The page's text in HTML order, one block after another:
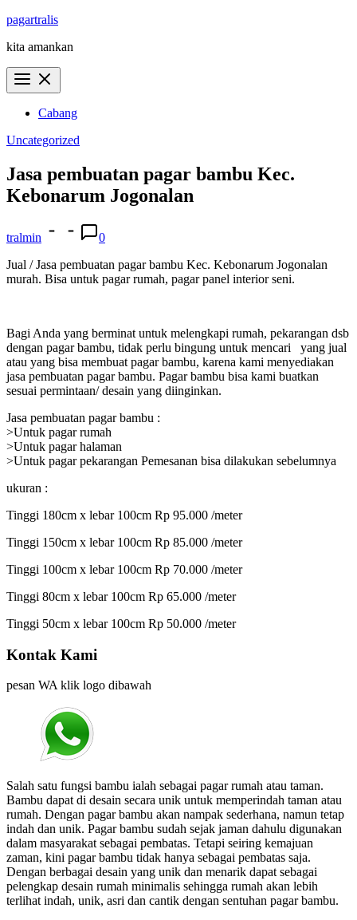
Skip
content
pagartralis
kita amankan
Cabang
Uncategorized
Jasa pembuatan pagar bambu Kec.
Kebonarum Jogonalan
tralmin
0
Jual / Jasa pembuatan pagar bambu Kec. Kebonarum Jogonalan
murah. Bisa untuk pagar rumah, pagar panel interior seni.
Bagi Anda yang berminat untuk melengkapi rumah, pekarangan dsb
dengan pagar bambu, tidak perlu bingung untuk mencari yang jual
atau yang bisa membuat pagar bambu, karena kami menyediakan
jasa pembuatan pagar bambu. Pagar bambu bisa kami buatkan
sesuai permintaan/ desain yang diinginkan.
Jasa pembuatan pagar bambu :
>Untuk pagar rumah
>Untuk pagar halaman
>Untuk pagar pekarangan Pemesanan bisa dilakukan sebelumnya
ukuran :
Tinggi 180cm x lebar 100cm Rp 95.000 /meter
Tinggi 150cm x lebar 100cm Rp 85.000 /meter
Tinggi 100cm x lebar 100cm Rp 70.000 /meter
Tinggi 80cm x lebar 100cm Rp 65.000 /meter
Tinggi 50cm x lebar 100cm Rp 50.000 /meter
Kontak Kami
pesan WA klik logo dibawah
Salah satu fungsi bambu ialah sebagai pagar rumah atau taman.
Bambu dapat di desain secara unik untuk memperindah taman atau
rumah. Dengan pagar bambu akan nampak sederhana, namun tetap
indah dan unik. Pagar bambu sudah sejak jaman dahulu digunakan
dalam masyarakat sebagai pembatas. Tetapi seiring kemajuan
zaman, kini pagar bambu tidak hanya sebagai pembatas saja.
Dengan berbagai desain yang unik dan menarik dapat sebagai
pelengkap desain rumah minimalis sehingga rumah akan lebih
terlihat indah, unik, asri dan cantik dengan sentuhan pagar bambu.